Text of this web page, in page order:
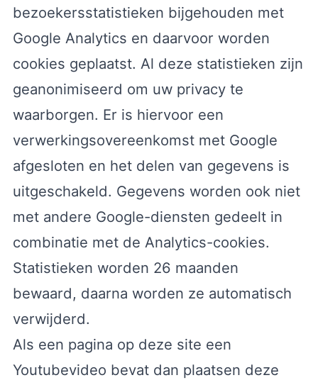
bezoekersstatistieken bijgehouden met
Google Analytics en daarvoor worden
cookies geplaatst. Al deze statistieken zijn
geanonimiseerd om uw privacy te
waarborgen. Er is hiervoor een
verwerkingsovereenkomst met Google
afgesloten en het delen van gegevens is
uitgeschakeld. Gegevens worden ook niet
met andere Google-diensten gedeelt in
combinatie met de Analytics-cookies.
Statistieken worden 26 maanden
bewaard, daarna worden ze automatisch
verwijderd.
Als een pagina op deze site een
Youtubevideo bevat dan plaatsen deze